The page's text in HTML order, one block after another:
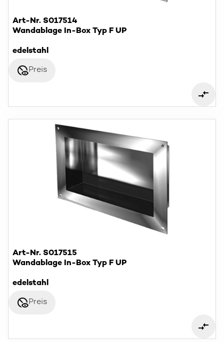
Art-Nr. S017514
Wandablage In-Box Typ F UP
edelstahl
disabled_visiblePreis
Art-Nr. S017515
Wandablage In-Box Typ F UP
edelstahl
disabled_visiblePreis